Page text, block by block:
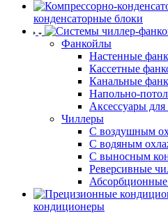
конденсаторные блоки
Фанкойлы
Настенные
Кассетные
Канальные
Напольно-
Аксессуары
Чиллеры
С воздушным
С водяным
С выносным
Реверсивные
кондиционеры